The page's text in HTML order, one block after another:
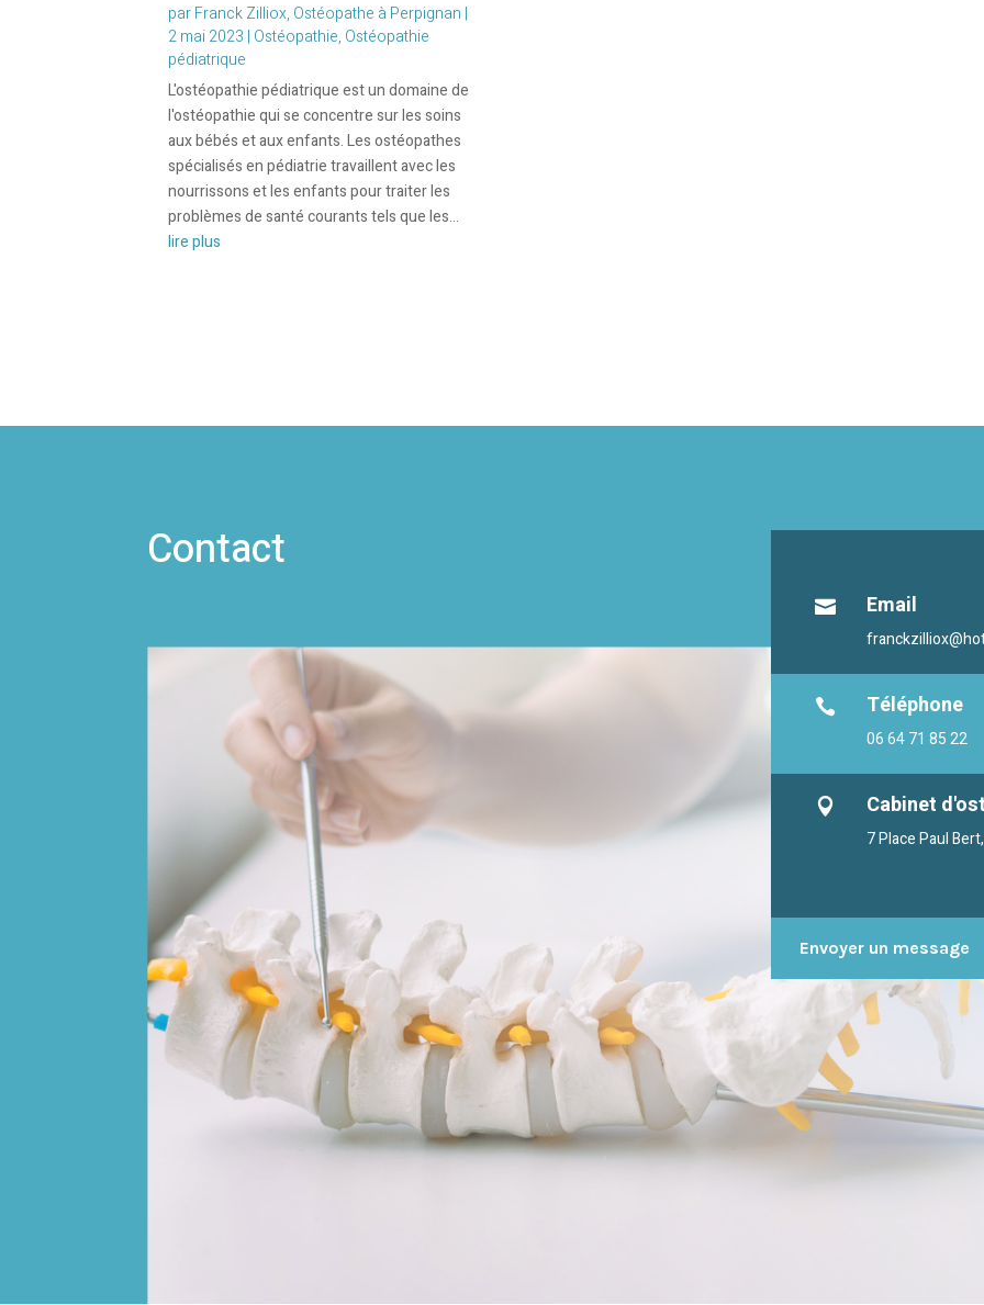
parFranck Zilliox, Ostéopathe à Perpignan |
2 mai 2023 | Ostéopathie, Ostéopathie
pédiatrique
L'ostéopathie pédiatrique est un domaine de
l'ostéopathie qui se concentre sur les soins
aux bébés et aux enfants. Les ostéopathes
spécialisés en pédiatrie travaillent avec les
nourrissons et les enfants pour traiter les
problèmes de santé courants tels que les...
lire plus
Contact
 Email
 Téléphone
06 64 71 85 22
 Cabinet
7 Place Paul
Envoyer un message